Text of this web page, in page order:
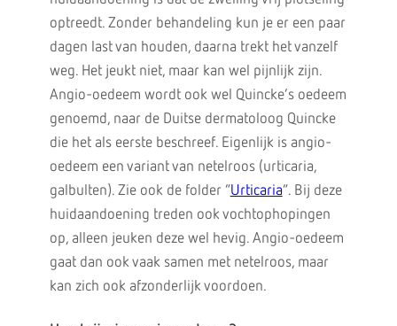
optreedt. Zonder behandeling kun je er een paar
dagen last van houden, daarna trekt het vanzelf
weg. Het jeukt niet, maar kan wel pijnlijk zijn.
Angio-oedeem wordt ook wel Quincke’s oedeem
genoemd, naar de Duitse dermatoloog Quincke
die het als eerste beschreef. Eigenlijk is angio-
oedeem een variant van netelroos (urticaria,
galbulten). Zie ook de folder “Urticaria”. Bij deze
huidaandoening treden ook vochtophopingen
op, alleen jeuken deze wel hevig. Angio-oedeem
gaat dan ook vaak samen met netelroos, maar
kan zich ook afzonderlijk voordoen.